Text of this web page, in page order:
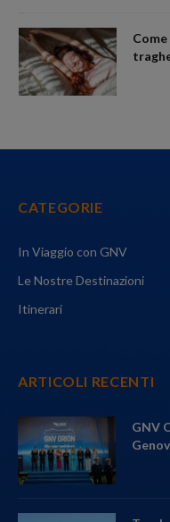
CATEGORIE
In Viaggio con GNV
Le Nostre Destinazioni
Itinerari
ARTICOLI RECENTI
GNV